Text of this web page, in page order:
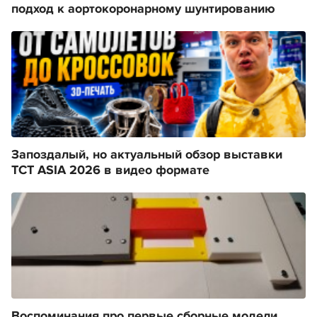
подход к аортокоронарному шунтированию
Запоздалый, но актуальный обзор выставки
TCT ASIA 2026 в видео формате